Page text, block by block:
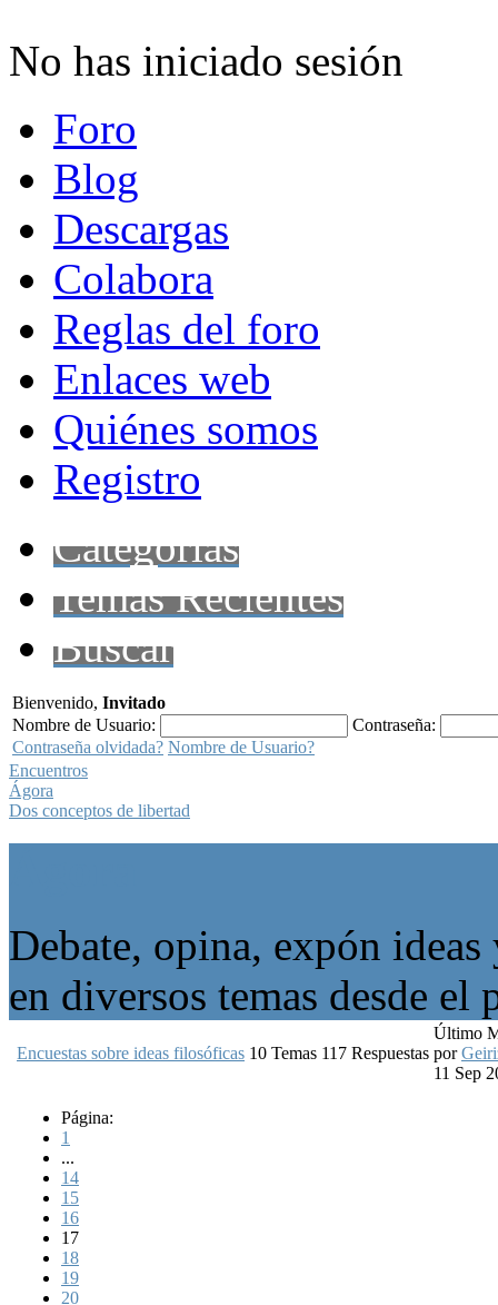
No has iniciado sesión
Foro
Blog
Descargas
Colabora
Reglas del foro
Enlaces web
Quiénes somos
Registro
Categorías
Temas Recientes
Buscar
Bienvenido, Invitado
Nombre de Usuario:
Contraseña:
Contraseña olvidada? Nombre de Usuario?
Encuentros
Ágora
Dos conceptos de libertad
Debate, opina, expón
en diversos temas desde
Encuestas sobre ideas filosóficas 10 Temas 117 Respuestas
Último
por
11 Sep
Página:
1
...
14
15
16
17
18
19
20